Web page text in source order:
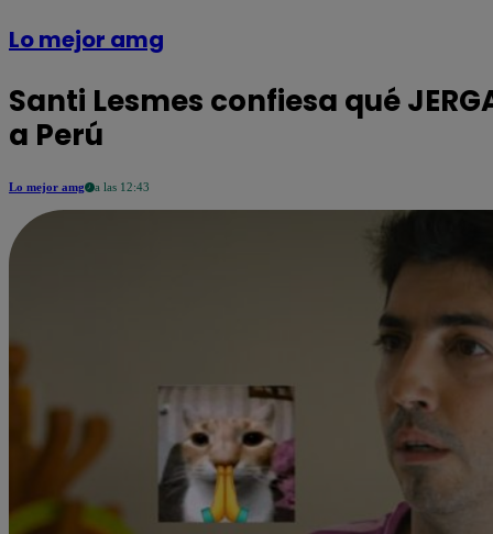
Lo mejor amg
Santi Lesmes confiesa qué
a Perú
Lo mejor amg a las 12:43